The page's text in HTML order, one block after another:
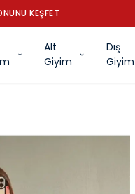
KEŞFET
Alt
Giyim
Dış
Giyim